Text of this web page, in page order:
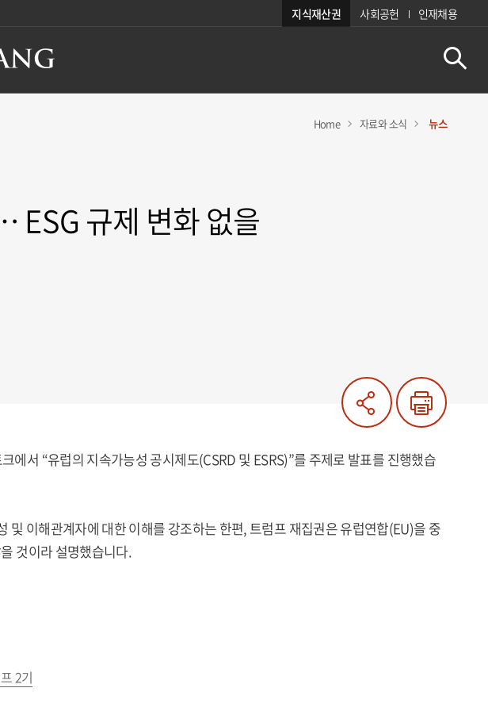
지식재산권 사회공헌 인재채용
Home 자료와 소식 뉴스
ESG 규제 변화 없을
에서 “유럽의 지속가능성 공시제도(CSRD 및 ESRS)”를 주제로 발표를 진행했습
및 이해관계자에 대한 이해를 강조하는 한편, 트럼프 재집권은 유럽연합(EU)을 중
것이라 설명했습니다.
2기